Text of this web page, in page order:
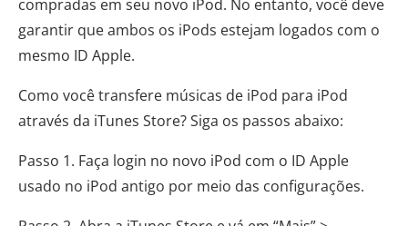
compradas em seu novo iPod. No entanto, você deve
garantir que ambos os iPods estejam logados com o
mesmo ID Apple.
Como você transfere músicas de iPod para iPod
através da iTunes Store? Siga os passos abaixo:
Passo 1. Faça login no novo iPod com o ID Apple
usado no iPod antigo por meio das configurações.